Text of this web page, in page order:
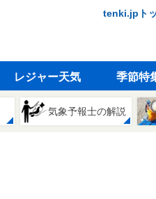
tenki.jpト
レジャー天気 季節特
気象予報士の解説